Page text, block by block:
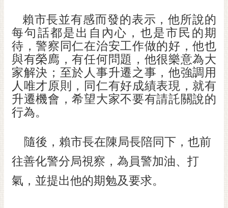
賴市長並有感而發的表示，他所說的
每句話都是出自內心，也是市民的期
待，警察同仁在治安工作做的好，他也
與有榮廌，有任何問題，他很樂意為大
家解決；至於人事升遷之事，他強調用
人唯才原則，同仁有好成績表現，就有
升遷機會，希望大家不要有請託關說的
行為。
隨後，賴市長在陳局長陪同下，也前
往善化警分局視察，為員警加油、打
氣，並提出他的期勉及要求。